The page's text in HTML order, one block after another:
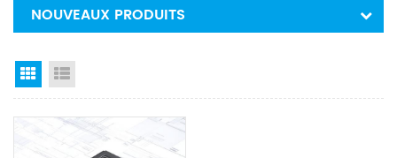
NOUVEAUX PRODUITS
Grid View